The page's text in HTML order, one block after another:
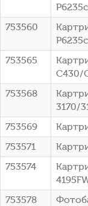
753560
753565
C430/
753568
3170/
753569
753571
753574
753578